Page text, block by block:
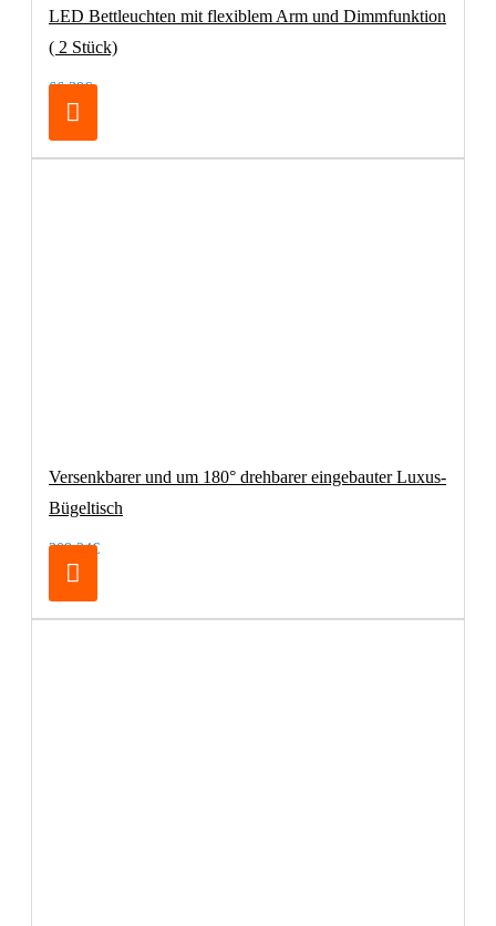
LED Bettleuchten mit flexiblem Arm und Dimmfunktion
( 2 Stück)
66,39€
Versenkbarer und um 180° drehbarer eingebauter Luxus-
Bügeltisch
209,24€